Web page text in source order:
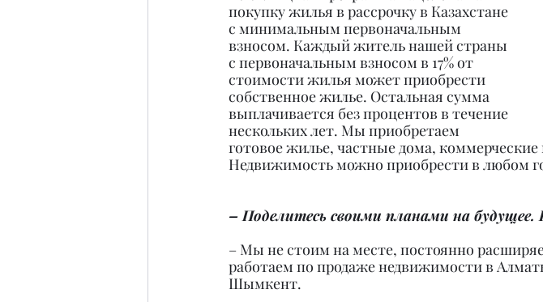
покупку жилья в рассрочку в Казахстане
с минимальным первоначальным
взносом. Каждый житель нашей страны
с первоначальным взносом в 17% от
стоимости жилья может приобрести
собственное жилье. Остальная сумма
выплачивается без процентов в течение
нескольких лет. Мы приобретаем
готовое жилье, частные дома,
Недвижимость можно приобрести в любом
– Поделитесь своими планами на
– Мы не стоим на месте, постоянно
работаем по продаже недвижимости в
Шымкент.